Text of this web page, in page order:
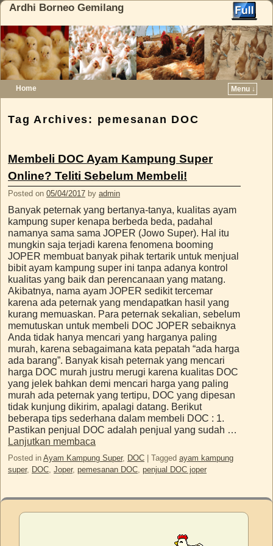
Ardhi Borneo Gemilang
Home
Menu ↓
Tag Archives: pemesanan DOC
Membeli DOC Ayam Kampung Super
Online? Teliti Sebelum Membeli!
Posted on 05/04/2017 by admin
Banyak peternak yang bertanya-tanya, kualitas ayam
kampung super kenapa berbeda beda, padahal
namanya sama sama JOPER (Jowo Super). Hal itu
mungkin saja terjadi karena fenomena booming
JOPER membuat banyak pihak tertarik untuk menjual
bibit ayam kampung super ini tanpa adanya kontrol
kualitas yang baik dan perencanaan yang matang.
Akibatnya, nama ayam JOPER sedikit tercemar
karena ada peternak yang mendapatkan hasil yang
kurang memuaskan. Para peternak sekalian, sebelum
memutuskan untuk membeli DOC JOPER sebaiknya
Anda tidak hanya mencari yang harganya paling
murah, karena sebagaimana kata pepatah “ada harga
ada barang”. Banyak kisah peternak yang mencari
harga DOC murah justru merugi karena kualitas DOC
yang jelek bahkan demi mencari harga yang paling
murah ada peternak yang tertipu, DOC yang dipesan
tidak kunjung dikirim, apalagi datang. Berikut
beberapa tips sederhana dalam membeli DOC : 1.
Pastikan penjual DOC adalah penjual yang sudah …
Lanjutkan membaca
Posted in Ayam Kampung Super, DOC Tagged ayam kampung
super, DOC Joper, pemesanan DOC penjual DOC joper